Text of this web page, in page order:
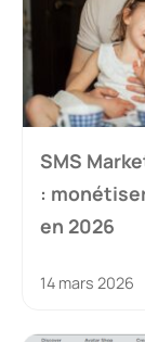
SMS
:
en 2026
14 mars 2026